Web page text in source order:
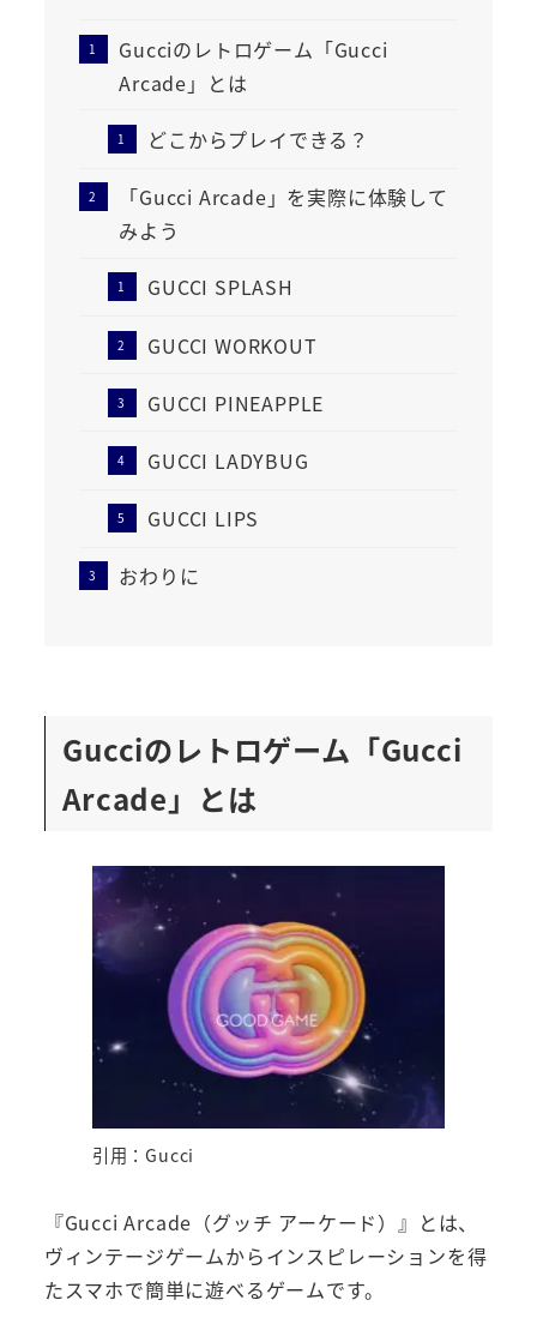
Gucciのレトロゲーム「Gucci
Arcade」とは
どこからプレイできる？
「Gucci Arcade」を実際に体験して
みよう
GUCCI SPLASH
GUCCI WORKOUT
GUCCI PINEAPPLE
GUCCI LADYBUG
GUCCI LIPS
おわりに
Gucciのレトロゲーム「Gucci
Arcade」とは
引用：Gucci
『Gucci Arcade（グッチ アーケード）』とは、
ヴィンテージゲームからインスピレーションを得
たスマホで簡単に遊べるゲームです。